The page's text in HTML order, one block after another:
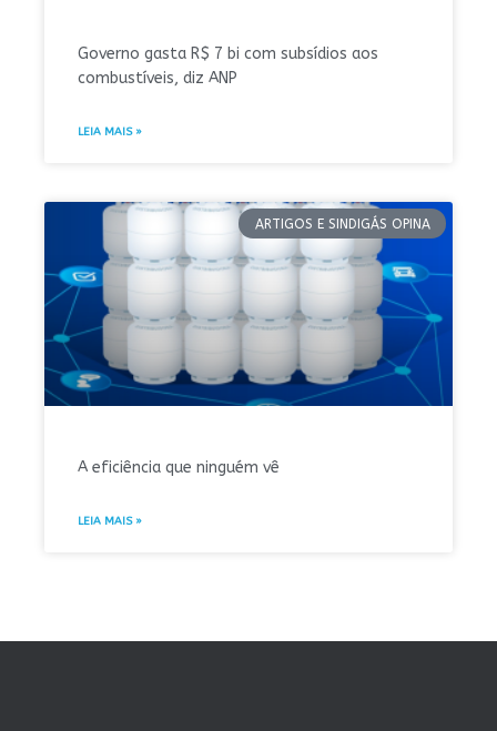
Governo gasta R$ 7 bi com subsídios aos
combustíveis, diz ANP
LEIA MAIS »
ARTIGOS E SINDIGÁS OPINA
A eficiência que ninguém vê
LEIA MAIS »